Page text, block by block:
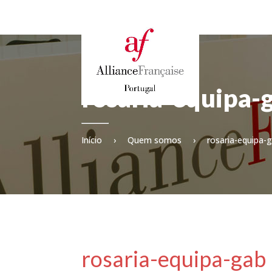
rosaria-equipa-
Início › Quem somos › rosaria-equipa-
rosaria-equipa-gab